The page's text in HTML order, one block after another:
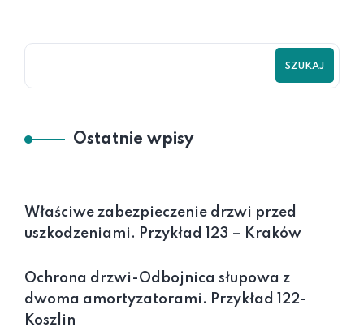
SZUKAJ
Ostatnie wpisy
Właściwe zabezpieczenie drzwi przed
uszkodzeniami. Przykład 123 – Kraków
Ochrona drzwi-Odbojnica słupowa z
dwoma amortyzatorami. Przykład 122-
Koszlin